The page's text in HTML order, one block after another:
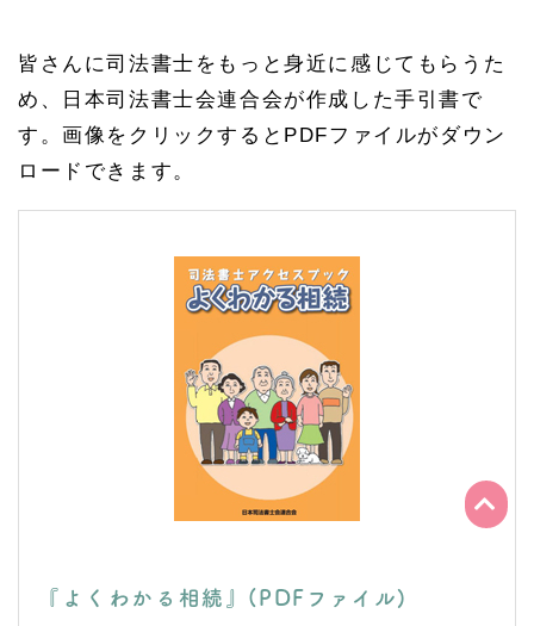
皆さんに司法書士をもっと身近に感じてもらうた
め、日本司法書士会連合会が作成した手引書で
す。画像をクリックするとPDFファイルがダウン
ロードできます。
『よくわかる相続』(PDFファイル)